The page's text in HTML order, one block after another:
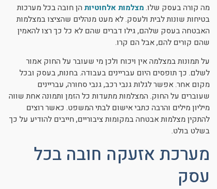
מה קורה בעסק שלו.מצלמות אלחוטיותהן חובה בכל מערכות
בטיחות שונות לבית ולעסק. לא מעט מנהלים שהציצו במצלמות
האבטחה בעסק שלהם, גילו דברים שהם לא כל כך רצו להאמין
שהם קורים להם, אבל הם קרו.
על תמונות במצלמה אין ויכוח ולכן מי שעובר על החוק אמור
לשלם. כך תופסים היום עבריינים בעבודה. בחנות, בעסק ובכל
מקום אחר. אפשר לגלות גנבי רכב, גנבי סחורה, עבריינים
שעוברים על החוק. המצלמות מתעדות כל הזמן ותמונה אחת שווה
מיליון מילים והרבה כתבי אישום לבתי המשפט. כאשר רוצים
להתקין מצלמות אבטחה במקומות ציבוריים, חייבים להודיע על כך
בשלט בולט.
מערכת אזעקה חובה בכל
עסק